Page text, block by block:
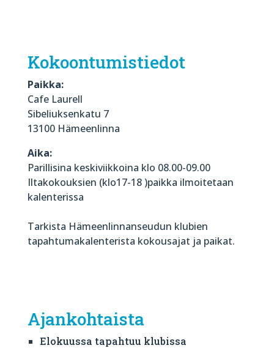
Kokoontumistiedot
Paikka:
Cafe Laurell
Sibeliuksenkatu 7
13100 Hämeenlinna
Aika:
Parillisina keskiviikkoina klo 08.00-09.00
Iltakokouksien (klo17-18 )paikka ilmoitetaan
kalenterissa
Tarkista Hämeenlinnanseudun klubien
tapahtumakalenterista kokousajat ja paikat.
Ajankohtaista
Elokuussa tapahtuu klubissa